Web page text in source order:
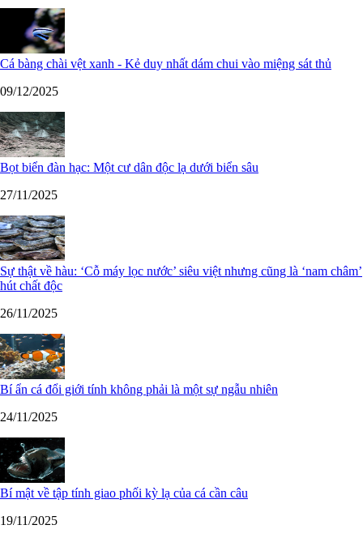
Cá bàng chài vệt xanh - Kẻ duy nhất dám chui vào miệng sát thủ
09/12/2025
Bọt biển đàn hạc: Một cư dân độc lạ dưới biển sâu
27/11/2025
Sự thật về hàu: ‘Cỗ máy lọc nước’ siêu việt nhưng cũng là ‘nam châm’
hút chất độc
26/11/2025
Bí ẩn cá đổi giới tính không phải là một sự ngẫu nhiên
24/11/2025
Bí mật về tập tính giao phối kỳ lạ của cá cần câu
19/11/2025